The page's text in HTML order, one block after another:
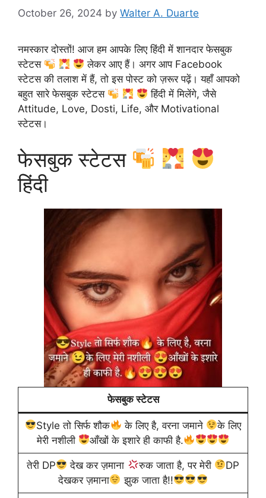
October 26, 2024 by Walter A. Duarte
नमस्कार दोस्तों! आज हम आपके लिए हिंदी में शानदार फेसबुक
स्टेटस
लेकर आए हैं। अगर आप Facebook
स्टेटस की तलाश में हैं, तो इस पोस्ट को ज़रूर पढ़ें। यहाँ आपको
बहुत सारे फेसबुक स्टेटस
हिंदी में मिलेंगे, जैसे
Attitude, Love, Dosti, Life, और Motivational
स्टेटस।
फेसबुक स्टेटस
हिंदी
फेसबुक स्टेटस
Style तो सिर्फ शौक के लिए है, वरना जमाने
के लिए
मेरी नशीली
आँखों के इशारे ही काफी है.
तेरी DP देख कर ज़माना रुक जाता है, पर मेरी
DP
देखकर ज़माना
झुक जाता है!!